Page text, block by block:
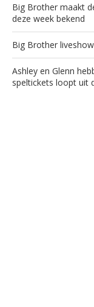
Big Brother maakt
deze week bekend
Big Brother
Ashley en Glenn
speltickets loopt uit